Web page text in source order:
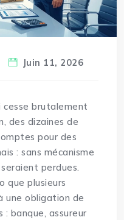
Juin 11, 2026
cesse brutalement
des dizaines de
pour des
: sans mécanisme
perdues.
que plusieurs
une obligation de
banque, assureur